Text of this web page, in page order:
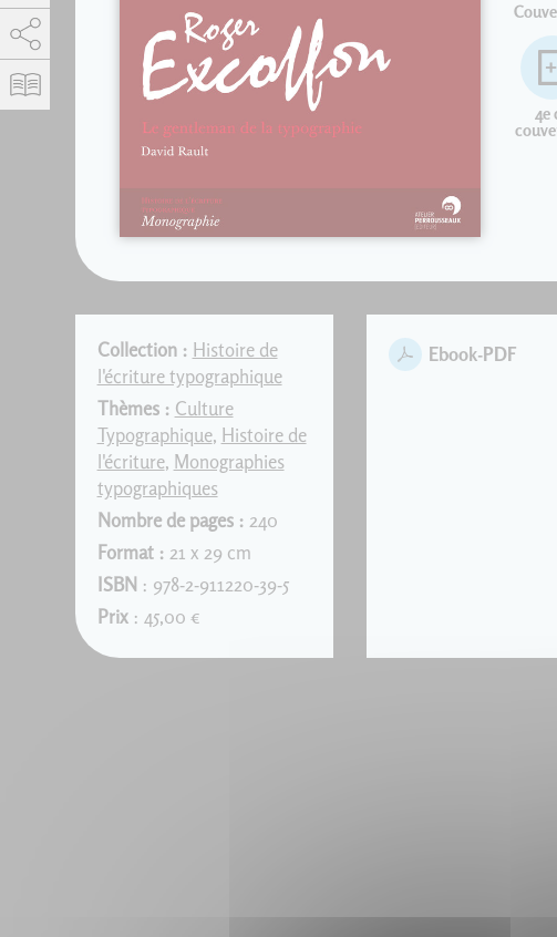
4e
Collection : Histoire de
l'écriture typographique
Thèmes : Culture
Typographique, Histoire de
l'écriture, Monographies
typographiques
Nombre de pages : 240
Format : 21 x 29 cm
ISBN : 978-2-911220-39-5
Prix: 45,00 €
Ebook-PDF
Autoriser